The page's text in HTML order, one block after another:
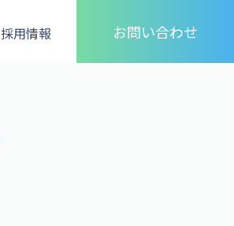
採用情報 お問い合わせ